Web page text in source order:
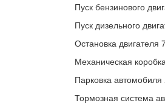
Пуск бензинового
Пуск дизельного
Остановка двигателя
Механическая
Парковка
Тормозная система